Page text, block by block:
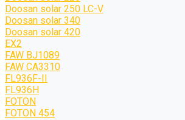
Doosan solar 250 LC-V
Doosan solar 340
Doosan solar 420
EX2
FAW BJ1089
FAW CA3310
FL936F-II
FL936H
FOTON
FOTON 454